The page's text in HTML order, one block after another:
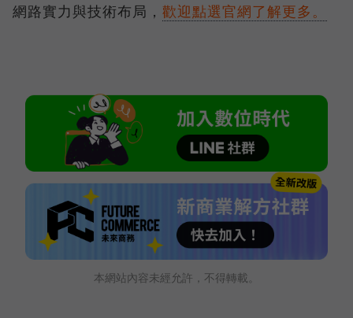
網路實力與技術布局， 歡迎點選官網了解更多。
本網站內容未經允許，不得轉載。